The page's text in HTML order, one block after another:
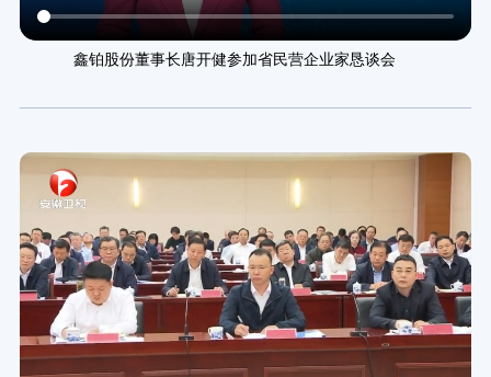
鑫铂股份董事长唐开健参加省民营企业家恳谈会